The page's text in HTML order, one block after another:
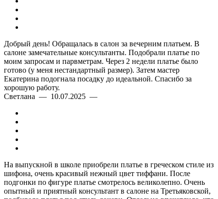
Добрый день! Обращалась в салон за вечерним платьем. В
салоне замечательные консультанты. Подобрали платье по
моим запросам и парвметрам. Через 2 недели платье было
готово (у меня нестандартный размер). Затем мастер
Екатерина подогнала посадку до идеальной. Спасибо за
хорошую работу.
Светлана — 10.07.2025 —
На выпускной в школе приобрели платье в греческом стиле из
шифона, очень красивый нежный цвет тиффани. После
подгонки по фигуре платье смотрелось великолепно. Очень
опытный и приятный консультант в салоне на Третьяковской,